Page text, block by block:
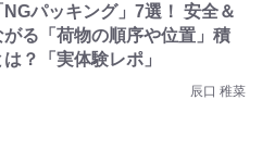
パッキング」7選！ 安全＆
る「荷物の順序や位置」積
？「実体験レポ」
辰口 稚菜